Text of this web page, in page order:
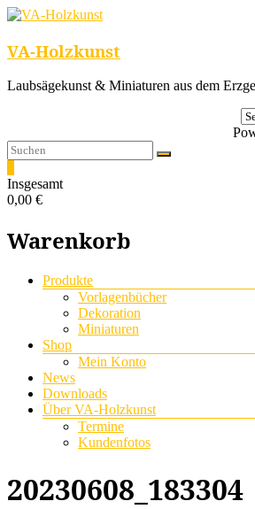
VA-Holzkunst
Laubsägekunst & Miniaturen aus dem
Insgesamt
0,00 €
Warenkorb
Menü
Produkte
Vorlagenbücher
Dekoration
Miniaturen
Shop
Mein Konto
News
Downloads
Über VA-Holzkunst
Termine
Kundenfotos
20230608_183304